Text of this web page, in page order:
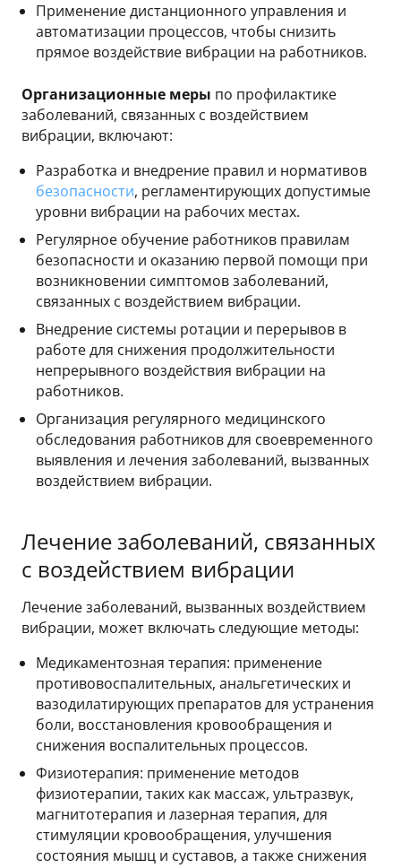
Применение дистанционного управления и
автоматизации процессов, чтобы снизить
прямое воздействие вибрации на работников.
Организационные меры по профилактике
заболеваний, связанных с воздействием
вибрации, включают:
Разработка и внедрение правил и нормативов
безопасности, регламентирующих допустимые
уровни вибрации на рабочих местах.
Регулярное обучение работников правилам
безопасности и оказанию первой помощи при
возникновении симптомов заболеваний,
связанных с воздействием вибрации.
Внедрение системы ротации и перерывов в
работе для снижения продолжительности
непрерывного воздействия вибрации на
работников.
Организация регулярного медицинского
обследования работников для своевременного
выявления и лечения заболеваний, вызванных
воздействием вибрации.
Лечение заболеваний, связанных
с воздействием вибрации
Лечение заболеваний, вызванных воздействием
вибрации, может включать следующие методы:
Медикаментозная терапия: применение
противовоспалительных, анальгетических и
вазодилатирующих препаратов для устранения
боли, восстановления кровообращения и
снижения воспалительных процессов.
Физиотерапия: применение методов
физиотерапии, таких как массаж, ультразвук,
магнитотерапия и лазерная терапия, для
стимуляции кровообращения, улучшения
состояния мышц и суставов, а также снижения